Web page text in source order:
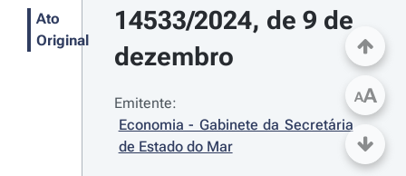
Ato
Original
14533/2024, de 9 de
dezembro
Emitente:
Economia - Gabinete da Secretária
de Estado do Mar
AA